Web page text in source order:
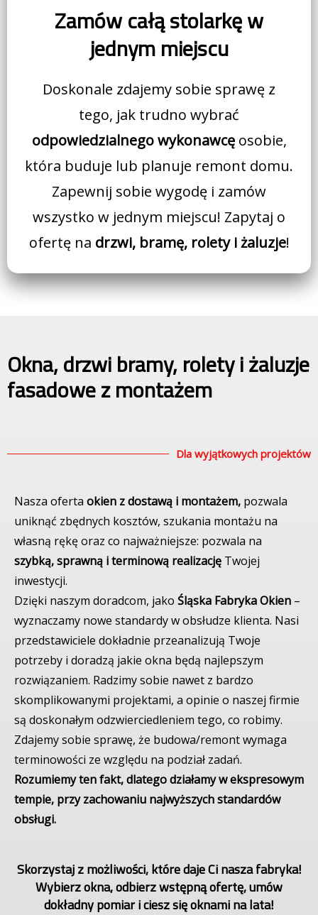
Zamów całą stolarkę w
jednym miejscu
Doskonale zdajemy sobie sprawę z
tego, jak trudno wybrać
odpowiedzialnego wykonawcęosobie,
która buduje lub planuje remont domu.
Zapewnij sobie wygodę i zamów
wszystko w jednym miejscu! Zapytaj o
ofertę na drzwi, bramę, rolety i żaluzje!
Okna, drzwi bramy, rolety i żaluzje
fasadowe z montażem
Dla wyjątkowych projektów
Nasza oferta okien z dostawą i montażem, pozwala
uniknąć zbędnych kosztów, szukania montażu na
własną rękę oraz co najważniejsze: pozwala na
szybką, sprawną i terminową realizację Twojej
inwestycji.
Dzięki naszym doradcom, jako Śląska Fabryka Okien –
wyznaczamy nowe standardy w obsłudze klienta. Nasi
przedstawiciele dokładnie przeanalizują Twoje
potrzeby i doradzą jakie okna będą najlepszym
rozwiązaniem. Radzimy sobie nawet z bardzo
skomplikowanymi projektami, a opinie o naszej firmie
są doskonałym odzwierciedleniem tego, co robimy.
Zdajemy sobie sprawę, że budowa/remont wymaga
terminowości ze względu na podział zadań.
Rozumiemy ten fakt, dlatego działamy w ekspresowym
tempie, przy zachowaniu najwyższych standardów
obsługi.
Skorzystaj z możliwości, które daje Ci nasza fabryka!
Wybierz okna, odbierz wstępną ofertę, umów
dokładny pomiar i ciesz się oknami na lata!